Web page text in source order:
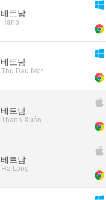
베트남
Hanoi
베트남
Thu Dau Mot
베트남
Thanh Xuân
베트남
Ha Long